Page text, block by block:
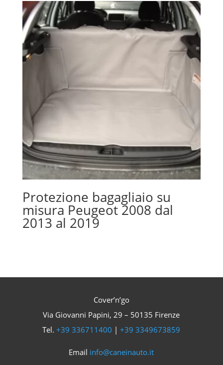
Protezione bagagliaio su
misura Peugeot 2008 dal
2013 al 2019
Cover’n’go
Via Giovanni Papini, 29 – 50135 Firenze
Tel.+39 336711400 |+39 3349673859
Email info@caneinauto.it